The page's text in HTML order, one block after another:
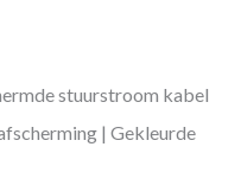
stuurstroom kabel
| Gekleurde